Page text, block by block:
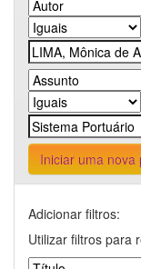
Iniciar uma nova
Adicionar filtros:
Utilizar filtros para